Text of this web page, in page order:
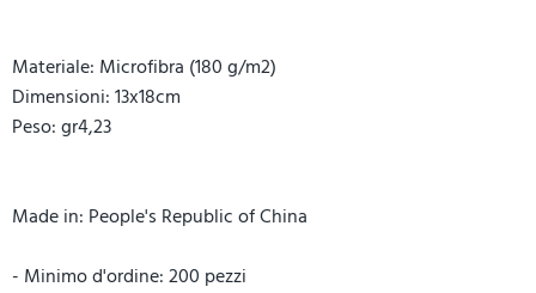
Materiale: Microfibra (180 g/m2)
Dimensioni: 13x18cm
Peso: gr4,23
Made in: People's Republic of China
- Minimo d'ordine: 200 pezzi